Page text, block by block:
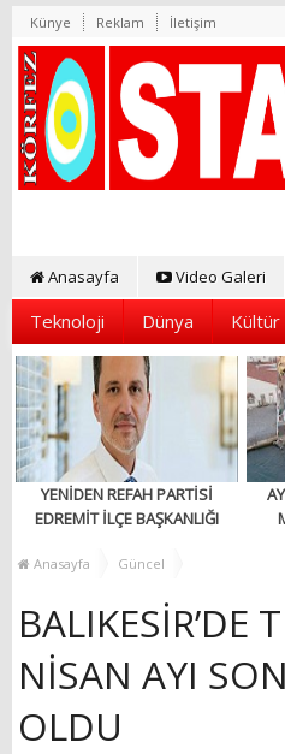
Künye Reklam İletişim
Anasayfa Video Galeri
Teknoloji Dünya Kültür
YENİDEN REFAH PARTİSİ
EDREMİT İLÇE BAŞKANLIĞI
AÇILIYOR!
Anasayfa Güncel
BALIKESİR’DE
NİSAN AYI
OLDU